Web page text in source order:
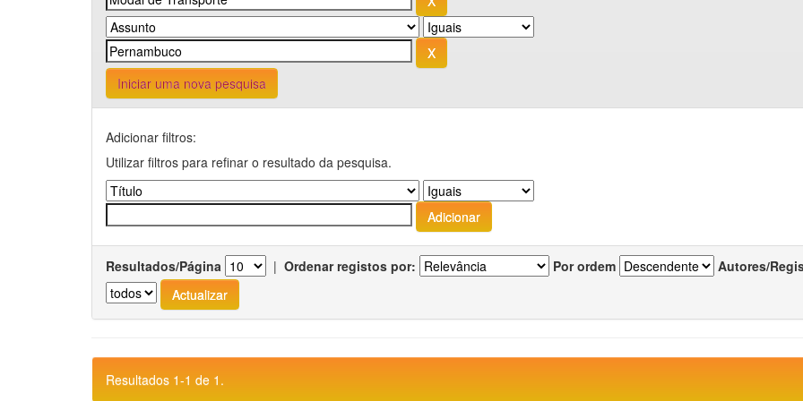
Iniciar uma nova pesquisa
Adicionar filtros:
Utilizar filtros para refinar o resultado da pesquisa.
Resultados/Página | Ordenar registos por: Por ordem Autores/
Resultados 1-1 de 1.